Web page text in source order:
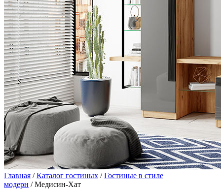
Главная /Каталог гостиных /Гостиные в стиле
модерн / Медисин-Хат